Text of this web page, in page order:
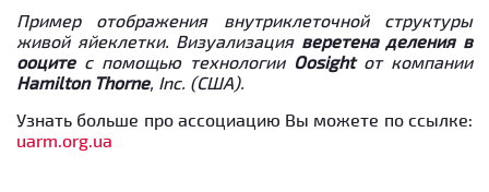
Пример отображения внутриклеточной структуры
живой яйеклетки. Визуализация веретена деления в
ооцитес помощью технологии Oosight от компании
Hamilton Thorne, Inc. (США).
Узнать больше про ассоциацию Вы можете по ссылке:
uarm.org.ua